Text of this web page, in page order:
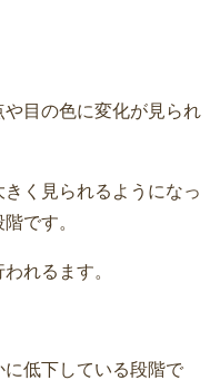
目の色に変化が見られ
く見られるようになっ
です。
れるます。
低下している段階で